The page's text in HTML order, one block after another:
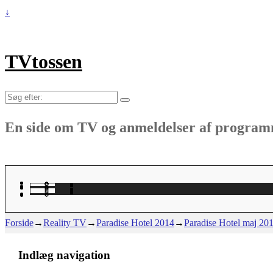
↓
TVtossen
Søg
En side om TV og anmeldelser af
Forside→Reality TV→Paradise Hotel 2014→Paradise Hotel maj
Indlæg navigation